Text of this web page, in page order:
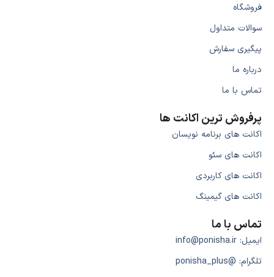
فروشگاه
سوالات متداول
پیگیری سفارش
درباره ما
تماس با ما
پرفروش ترین اکانت ها
اکانت های برنامه نویسان
اکانت های سئو
اکانت های کاربردی
اکانت های گیمینگ
تماس با ما
ایمیل: info@ponisha.ir
تلگرام: @ponisha_plus